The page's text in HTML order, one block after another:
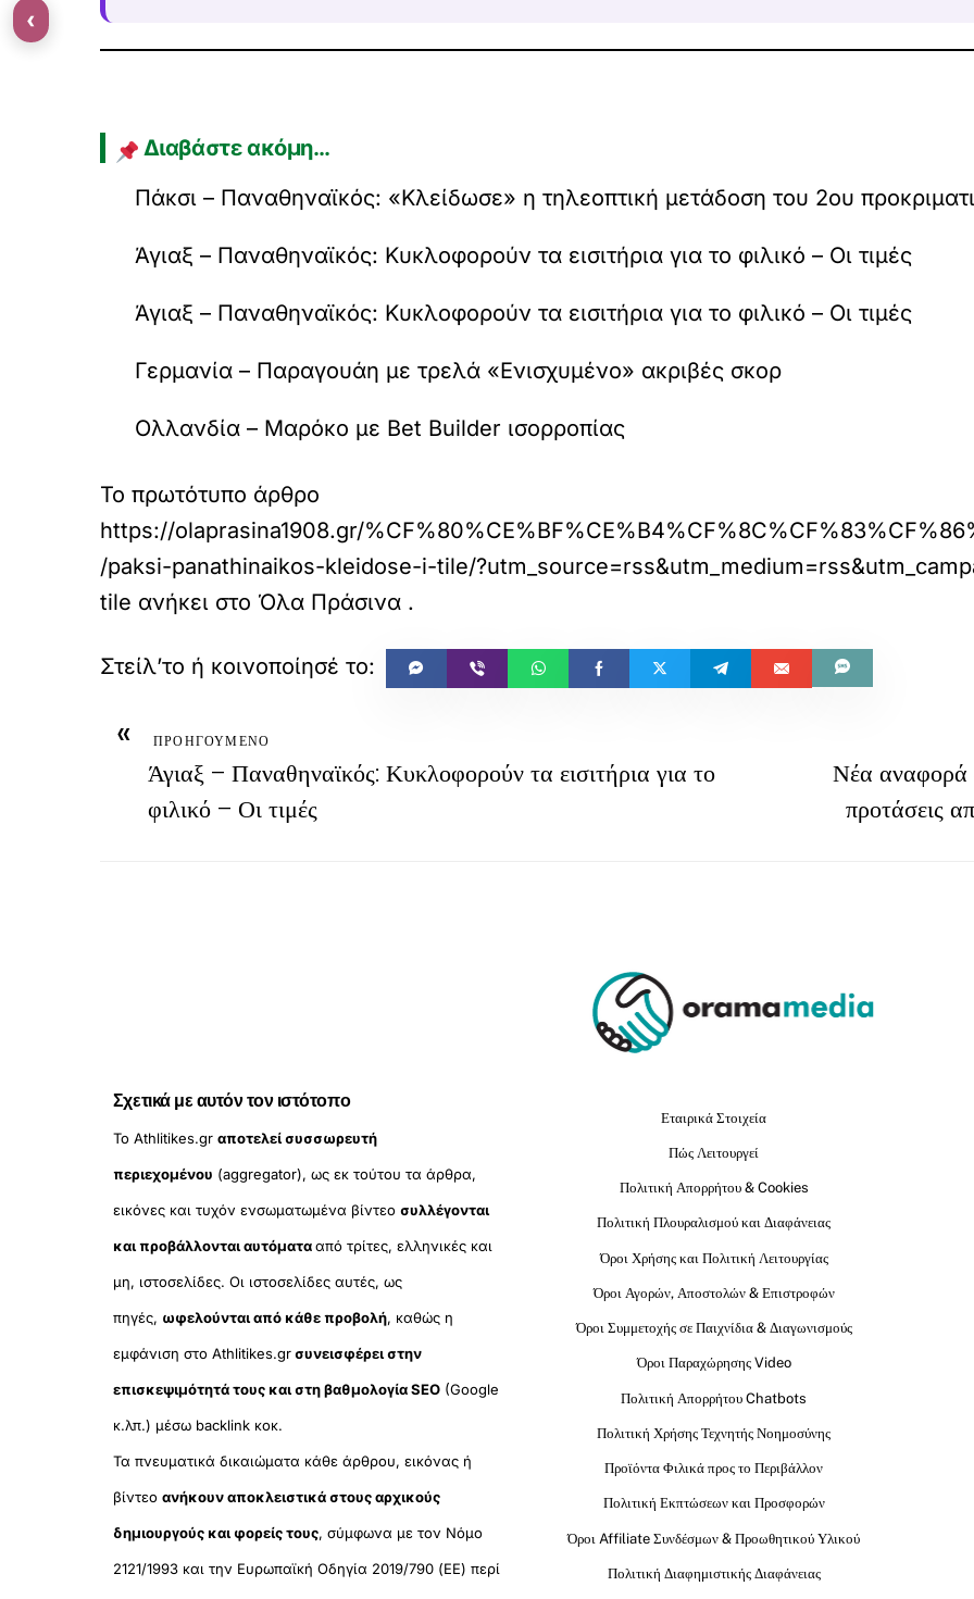
Διαβάστε ακόμη…
Πάκσι – Παναθηναϊκός: «Κλείδωσε» η τηλεοπτική μετάδοση του 2ου
Άγιαξ – Παναθηναϊκός: Κυκλοφορούν τα εισιτήρια για το φιλικό – Οι τιμές
Άγιαξ – Παναθηναϊκός: Κυκλοφορούν τα εισιτήρια για το φιλικό – Οι τιμές
Γερμανία – Παραγουάη με τρελά «Ενισχυμένο» ακριβές σκορ
Ολλανδία – Μαρόκο με Bet Builder ισορροπίας
Το πρωτότυπο άρθρο
https://olaprasina1908.gr/
/paksi-panathinaikos-kleidose-i-tile/
tile ανήκει στο Όλα Πράσινα .
« ΠΡΟΗΓΟΥΜΕΝΟ
Άγιαξ – Παναθηναϊκός: Κυκλοφορούν τα εισιτήρια για το
φιλικό – Οι τιμές
Νέα αναφορά
προτάσεις
Σχετικά με αυτόν τον ιστότοπο
Το Athlitikes.gr αποτελεί συσσωρευτή
περιεχομένου (aggregator), ως εκ τούτου τα άρθρα,
εικόνες και τυχόν ενσωματωμένα βίντεο συλλέγονται
και προβάλλονται αυτόματααπό τρίτες, ελληνικές και
μη, ιστοσελίδες. Οι ιστοσελίδες αυτές, ως
πηγές, ωφελούνται από κάθε προβολή, καθώς η
εμφάνιση στο Athlitikes.grσυνεισφέρει στην
επισκεψιμότητά τους και στη βαθμολογία SEO(Google
κ.λπ.) μέσω backlink κοκ.
Τα πνευματικά δικαιώματα κάθε άρθρου, εικόνας ή
βίντεο ανήκουν αποκλειστικά στους αρχικούς
δημιουργούς και φορείς τους, σύμφωνα με τον Νόμο
2121/1993 και την Ευρωπαϊκή Οδηγία 2019/790 (ΕΕ) περί
Εταιρικά Στοιχεία
Πώς Λειτουργεί
Πολιτική Απορρήτου & Cookies
Πολιτική Πλουραλισμού και Διαφάνειας
Όροι Χρήσης και Πολιτική Λειτουργίας
Όροι Αγορών, Αποστολών & Επιστροφών
Όροι Συμμετοχής σε Παιχνίδια & Διαγωνισμούς
Όροι Παραχώρησης Video
Πολιτική Απορρήτου Chatbots
Πολιτική Χρήσης Τεχνητής Νοημοσύνης
Προϊόντα Φιλικά προς το Περιβάλλον
Πολιτική Εκπτώσεων και Προσφορών
Όροι Affiliate Συνδέσμων & Προωθητικού Υλικού
Πολιτική Διαφημιστικής Διαφάνειας
‹